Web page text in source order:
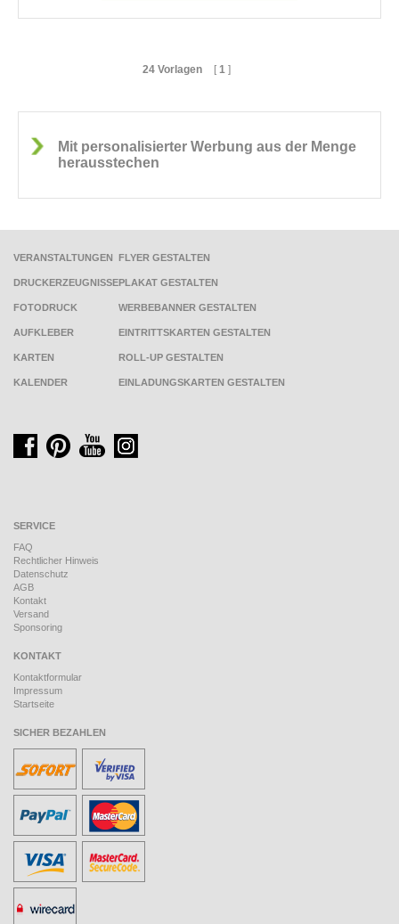
24 Vorlagen [ 1 ]
Mit personalisierter Werbung aus der Menge
herausstechen
VERANSTALTUNGEN
DRUCKERZEUGNISSE
FOTODRUCK
AUFKLEBER
KARTEN
KALENDER
FLYER GESTALTEN
PLAKAT GESTALTEN
WERBEBANNER GESTALTEN
EINTRITTSKARTEN GESTALTEN
ROLL-UP GESTALTEN
EINLADUNGSKARTEN GESTALTEN
SERVICE
FAQ
Rechtlicher Hinweis
Datenschutz
AGB
Kontakt
Versand
Sponsoring
KONTAKT
Kontaktformular
Impressum
Startseite
SICHER BEZAHLEN